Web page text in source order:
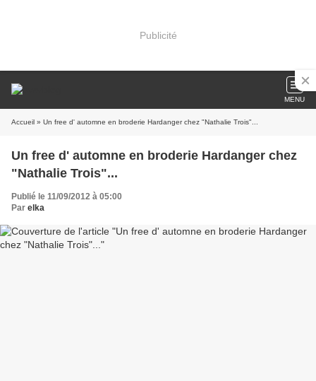
Publicité
MENU
Accueil » Un free d' automne en broderie Hardanger chez "Nathalie Trois"...
Un free d' automne en broderie Hardanger chez
"Nathalie Trois"...
Publié le 11/09/2012 à 05:00
Par elka